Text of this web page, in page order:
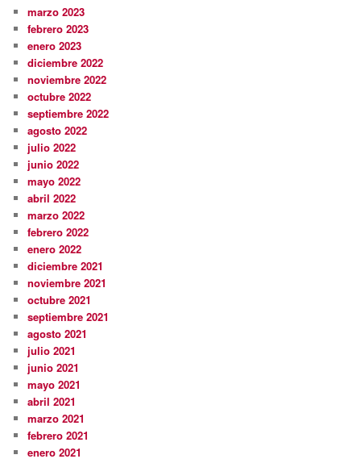
marzo 2023
febrero 2023
enero 2023
diciembre 2022
noviembre 2022
octubre 2022
septiembre 2022
agosto 2022
julio 2022
junio 2022
mayo 2022
abril 2022
marzo 2022
febrero 2022
enero 2022
diciembre 2021
noviembre 2021
octubre 2021
septiembre 2021
agosto 2021
julio 2021
junio 2021
mayo 2021
abril 2021
marzo 2021
febrero 2021
enero 2021